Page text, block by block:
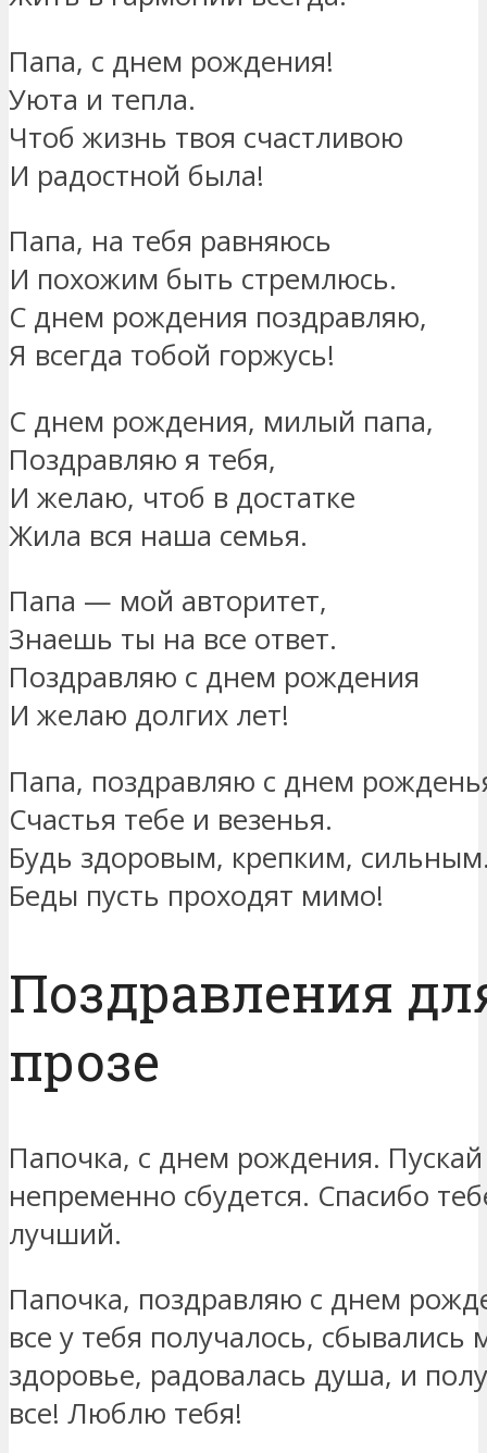
Папа, с днем рождения!
Уюта и тепла.
Чтоб жизнь твоя счастливою
И радостной была!
Папа, на тебя равняюсь
И похожим быть стремлюсь.
С днем рождения поздравляю,
Я всегда тобой горжусь!
С днем рождения, милый папа,
Поздравляю я тебя,
И желаю, чтоб в достатке
Жила вся наша семья.
Папа — мой авторитет,
Знаешь ты на все ответ.
Поздравляю с днем рождения
И желаю долгих лет!
Папа, поздравляю с днем
Счастья тебе и везенья.
Будь здоровым, крепким,
Беды пусть проходят мимо!
Поздравления
прозе
Папочка, с днем рождения.
непременно сбудется. Спасибо
лучший.
Папочка, поздравляю с днем
все у тебя получалось, сбывались
здоровье, радовалась душа, и
все! Люблю тебя!